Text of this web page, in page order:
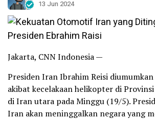
13 Jun 2024
Jakarta, CNN Indonesia —
Presiden Iran Ibrahim Reisi
akibat kecelakaan helikopter di
di Iran utara pada Minggu (19/5).
Iran akan meninggalkan negara yang